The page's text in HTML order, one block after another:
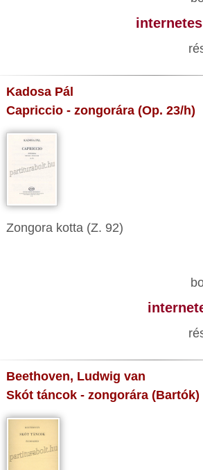
Kadosa Pál
Capriccio - zongorára (Op. 23/h)
Zongora kotta (Z. 92)
Beethoven, Ludwig van
Skót táncok - zongorára (Bartók)